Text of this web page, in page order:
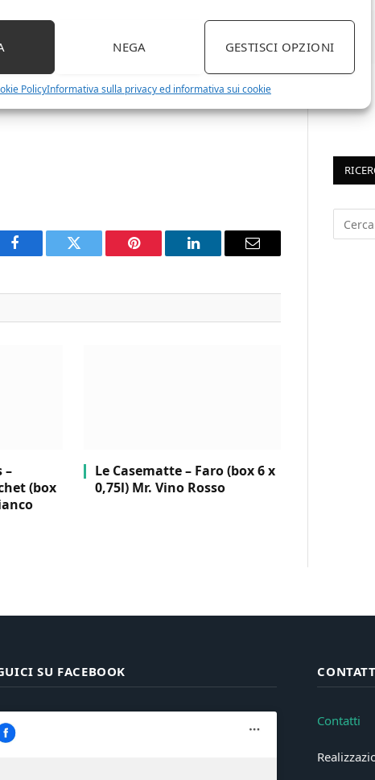
NEGA GESTISCI OPZIONI
PolicyInformativa sulla privacy ed informativa sui cookie
Facebook Twitter Pinterest LinkedIn Email
–
(box
Le Casematte – Faro (box 6 x
0,75l) Mr. Vino Rosso
SU FACEBOOK
Contatti